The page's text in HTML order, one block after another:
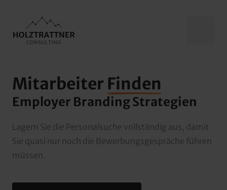
Mitarbeiter Finden
Employer Branding Strategien
Lagern Sie die Personalsuche vollständig aus, damit
Sie quasi nur noch die Bewerbungsgespräche führen
müssen.